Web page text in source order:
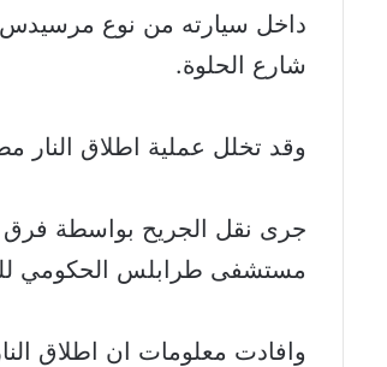
داخل سيارته من نوع مرسيدس
شارع الحلوة.
وقد تخلل عملية اطلاق
جرى نقل الجريح بواسطة فرق
مستشفى طرابلس الحكومي
وافادت معلومات ان اطلاق